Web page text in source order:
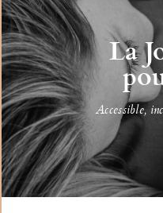
La
Accessible,